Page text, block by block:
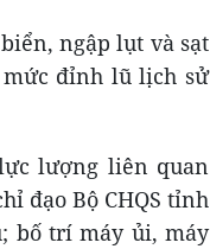
ngập lụt và sạt
đỉnh lũ lịch sử
lượng liên quan
đạo Bộ CHQS tỉnh
bố trí máy ủi, máy